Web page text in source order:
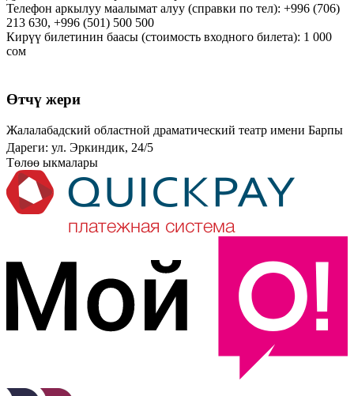
Телефон аркылуу маалымат алуу (справки по тел): +996 (706)
213 630, +996 (501) 500 500
Кирүү билетинин баасы (стоимость входного билета): 1 000
сом
Өтчү жери
Жалалабадский областной драматический театр имени Барпы
Дареги: ул. Эркиндик, 24/5
Төлөө ыкмалары